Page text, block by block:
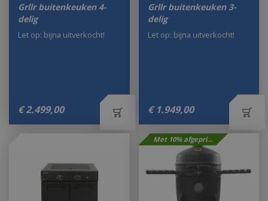
Grllr buitenkeuken 4-
delig
€2.499,00
Let op: bijna uitverkocht!
Grllr buitenkeuken 3-
delig
€ 1.949,00
Let op: bijna uitverkocht!
Met 10% afgeprijsd